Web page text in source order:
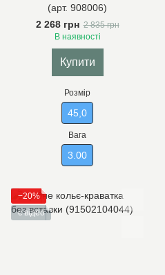
(арт. 908006)
2 268 грн 2 835 грн
В наявності
Купити
Розмір
45,0
Вага
3.00
−20%
є відео